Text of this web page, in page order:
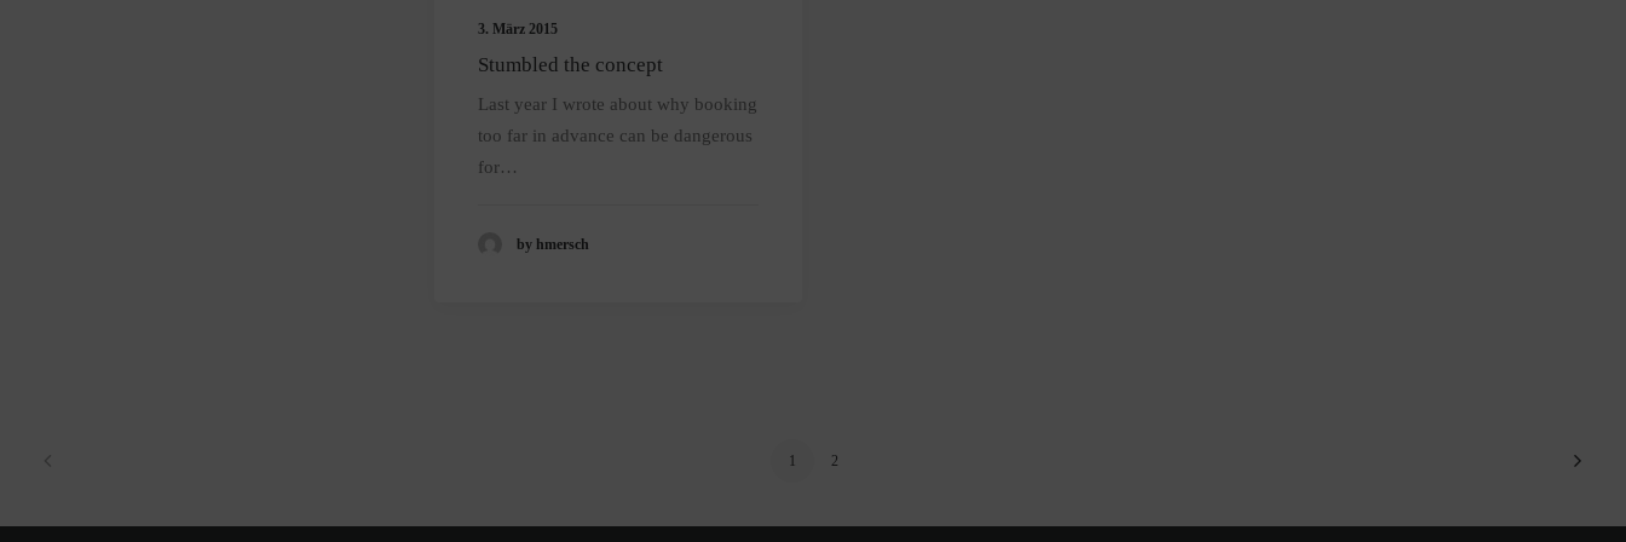
3. März 2015
Stumbled the concept
Last year I wrote about why booking
too far in advance can be dangerous
for…
by hmersch
1 2